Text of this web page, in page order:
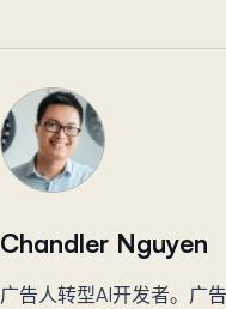
Chandler Nguyen
广告人转型AI开发者。广